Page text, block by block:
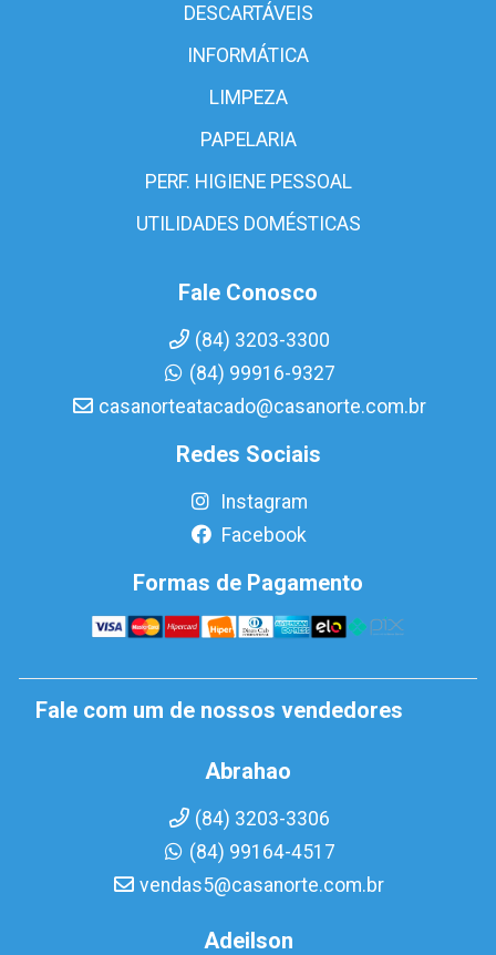
DESCARTÁVEIS
INFORMÁTICA
LIMPEZA
PAPELARIA
PERF. HIGIENE PESSOAL
UTILIDADES DOMÉSTICAS
Fale Conosco
(84) 3203-3300
(84) 99916-9327
casanorteatacado@casanorte.com.br
Redes Sociais
Instagram
Facebook
Formas de Pagamento
Fale com um de nossos vendedores
Abrahao
(84) 3203-3306
(84) 99164-4517
vendas5@casanorte.com.br
Adeilson